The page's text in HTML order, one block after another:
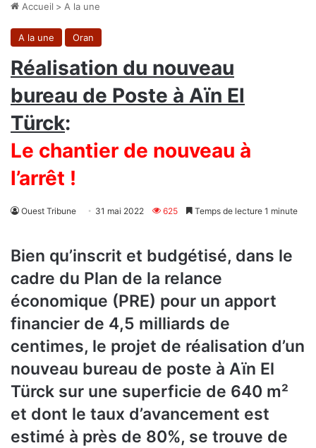
Accueil > A la une
A la une Oran
Réalisation du nouveau
bureau de Poste à Aïn El
Türck:
Le chantier de nouveau à
l’arrêt !
Ouest Tribune 31 mai 2022 625 Temps de lecture 1 minute
Bien qu’inscrit et budgétisé, dans le
cadre du Plan de la relance
économique (PRE) pour un apport
financier de 4,5 milliards de
centimes, le projet de réalisation d’un
nouveau bureau de poste à Aïn El
Türck sur une superficie de 640 m²
et dont le taux d’avancement est
estimé à près de 80%, se trouve de